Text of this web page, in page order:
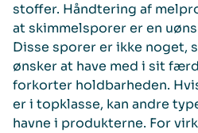
stoffer. Håndtering af
at skimmelsporer er en
Disse sporer er ikke noget,
ønsker at have med i sit
forkorter holdbarheden.
er i topklasse, kan andre
havne i produkterne. For